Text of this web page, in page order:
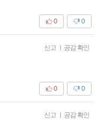
0
0
신고 | 공감 확인
0
0
신고 | 공감 확인